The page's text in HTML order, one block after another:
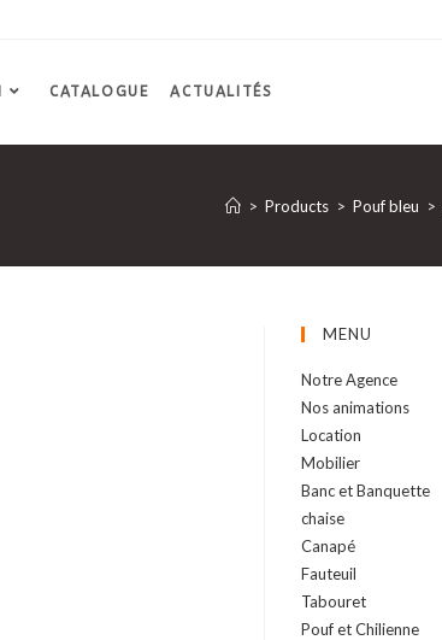
CATALOGUE ACTUALITÉS
> Products > Pouf bleu >
MENU
Notre Agence
Nos animations
Location
Mobilier
Banc et Banquette
chaise
Canapé
Fauteuil
Tabouret
Pouf et Chilienne